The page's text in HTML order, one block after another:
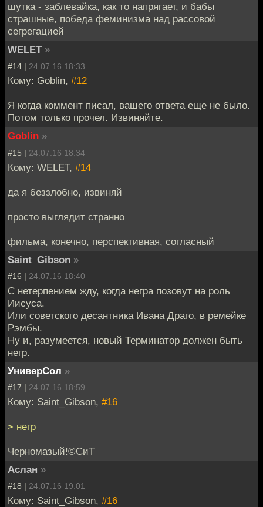
шутка - заблевайка, как то напрягает, и бабы
страшные, победа феминизма над рассовой
сегрегацией
WELET »
#14 | 24.07.16 18:33
Кому: Goblin, #12
Я когда коммент писал, вашего ответа еще не было.
Потом только прочел. Извиняйте.
Goblin »
#15 | 24.07.16 18:34
Кому: WELET, #14
да я беззлобно, извиняй
просто выглядит странно
фильма, конечно, перспективная, согласный
Saint_Gibson »
#16 | 24.07.16 18:40
С нетерпением жду, когда негра позовут на роль
Иисуса.
Или советского десантника Ивана Драго, в ремейке
Рэмбы.
Ну и, разумеется, новый Терминатор должен быть
негр.
УниверСол »
#17 | 24.07.16 18:59
Кому: Saint_Gibson, #16
> негр
Черномазый!©СиТ
Аслан »
#18 | 24.07.16 19:01
Кому: Saint_Gibson, #16